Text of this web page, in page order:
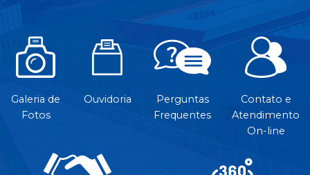
Galeria de
Fotos
Ouvidoria
Perguntas
Frequentes
Contato e
Atendimento
On-line